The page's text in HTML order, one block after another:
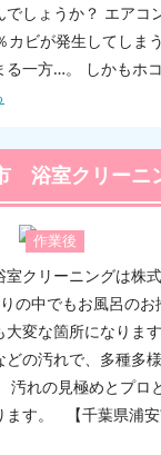
しょうか？ エアコ
カビが発生してしま
る一方…。 しかもホ
浴室クリー
作業後
室クリーニングは株
の中でもお風呂のお
変な箇所になりま
の汚れで、多種多
汚れの見極めとプロ
ます。 【千葉県浦